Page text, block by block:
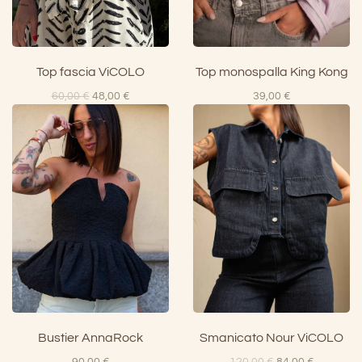
Top fascia ViCOLO
60,00€ Il
prezzo
originale
era:
60,00 €.
48,00 €Il
prezzo
Top monospalla King Kong
39,00 €
Bustier AnnaRock Smanicato Nour ViCOLO